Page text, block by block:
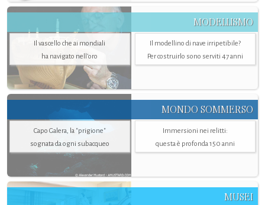
MODELLISMO
Il vascello che ai mondiali
ha navigato nell’oro
Il modellino di nave irripetibile?
Per costruirlo sono serviti 47 anni
MONDO SOMMERSO
Capo Galera, la "prigione"
sognata da ogni subacqueo
Immersioni nei relitti:
questa è profonda 150 anni
MUSEI